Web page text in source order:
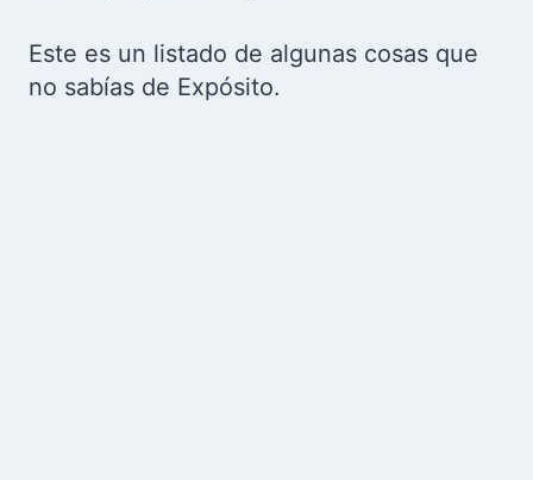
Este es un listado de algunas cosas que
no sabías de Expósito.